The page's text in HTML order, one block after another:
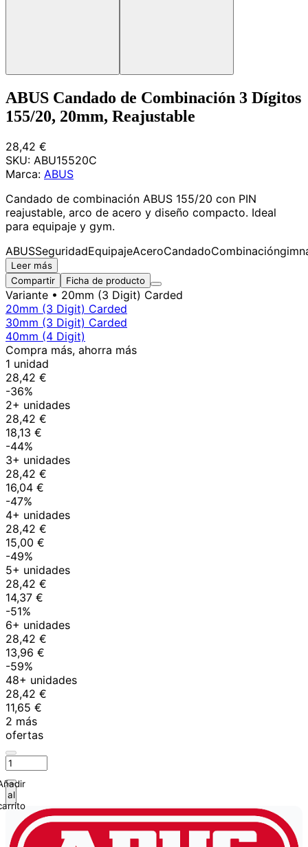
ABUS Candado de Combinación 3 Dígitos
155/20, 20mm, Reajustable
28,42 €
SKU: ABU15520C
Marca: ABUS
Candado de combinación ABUS 155/20 con PIN
reajustable, arco de acero y diseño compacto. Ideal
para equipaje y gym.
ABUSSeguridadEquipajeAceroCandadoCombinación
Leer más
Compartir
Ficha de producto
Variante • 20mm (3 Digit) Carded
20mm (3 Digit) Carded
30mm (3 Digit) Carded
40mm (4 Digit)
Compra más, ahorra más
1 unidad
28,42 €
-36%
2+ unidades
28,42 €
18,13 €
-44%
3+ unidades
28,42 €
16,04 €
-47%
4+ unidades
28,42 €
15,00 €
-49%
5+ unidades
28,42 €
14,37 €
-51%
6+ unidades
28,42 €
13,96 €
-59%
48+ unidades
28,42 €
11,65 €
2 más
ofertas
al